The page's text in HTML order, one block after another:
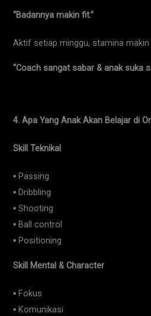
“Badannya makin fit.”
Aktif setiap minggu, stamina makin
“Coach sangat sabar & anak suka
4. Apa Yang Anak Akan Belajar di
Skill Teknikal
▪ Passing
▪ Dribbling
▪ Shooting
▪ Ball control
▪ Positioning
Skill Mental & Character
▪ Fokus
▪ Komunikasi